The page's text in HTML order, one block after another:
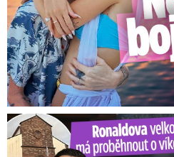
Ronaldova velkolepá veselka na